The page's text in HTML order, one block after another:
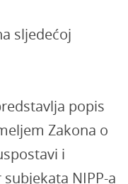
sljedećoj
popis
Zakona o
i
NIPP-a